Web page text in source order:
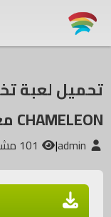
CHAMELEON مع اون لاين
|